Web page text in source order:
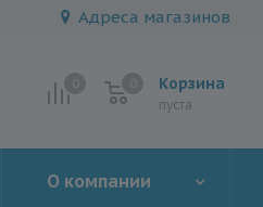
Адреса магазинов
Корзина
пуста
О компании